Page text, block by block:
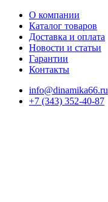
О компании
Каталог товаров
Доставка и оплата
Новости и статьи
Гарантии
Контакты
info@dinamika66.ru
+7 (343) 352-40-87